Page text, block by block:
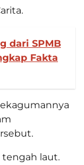
dari SPMB
Fakta
tengah laut.